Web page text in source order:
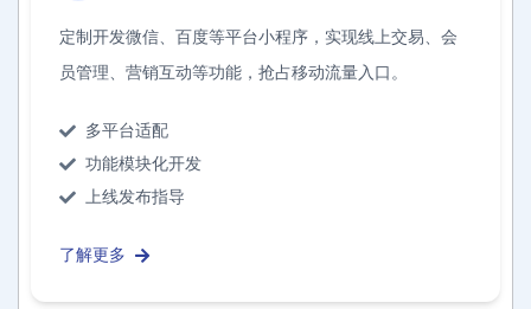
定制开发微信、百度等平台小程序，实现线上交易、会
员管理、营销互动等功能，抢占移动流量入口。
多平台适配
功能模块化开发
上线发布指导
了解更多